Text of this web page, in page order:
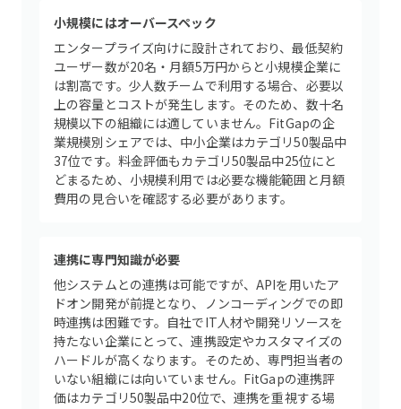
小規模にはオーバースペック
エンタープライズ向けに設計されており、最低契約
ユーザー数が20名・月額5万円からと小規模企業に
は割高です。少人数チームで利用する場合、必要以
上の容量とコストが発生します。そのため、数十名
規模以下の組織には適していません。FitGapの企
業規模別シェアでは、中小企業はカテゴリ50製品中
37位です。料金評価もカテゴリ50製品中25位にと
どまるため、小規模利用では必要な機能範囲と月額
費用の見合いを確認する必要があります。
連携に専門知識が必要
他システムとの連携は可能ですが、APIを用いたア
ドオン開発が前提となり、ノンコーディングでの即
時連携は困難です。自社でIT人材や開発リソースを
持たない企業にとって、連携設定やカスタマイズの
ハードルが高くなります。そのため、専門担当者の
いない組織には向いていません。FitGapの連携評
価はカテゴリ50製品中20位で、連携を重視する場